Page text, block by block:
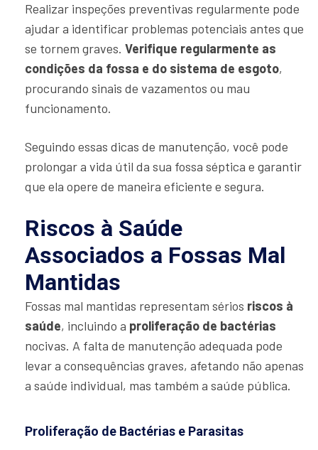
Realizar inspeções preventivas regularmente pode
ajudar a identificar problemas potenciais antes que
se tornem graves. Verifique regularmente as
condições da fossa e do sistema de esgoto,
procurando sinais de vazamentos ou mau
funcionamento.
Seguindo essas dicas de manutenção, você pode
prolongar a vida útil da sua fossa séptica e garantir
que ela opere de maneira eficiente e segura.
Riscos à Saúde
Associados a Fossas Mal
Mantidas
Fossas mal mantidas representam sérios riscos à
saúde, incluindo a proliferação de bactérias
nocivas. A falta de manutenção adequada pode
levar a consequências graves, afetando não apenas
a saúde individual, mas também a saúde pública.
Proliferação de Bactérias e Parasitas